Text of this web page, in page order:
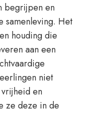
begrijpen en
samenleving. Het
houding die
aan een
niet
en
ze deze in de